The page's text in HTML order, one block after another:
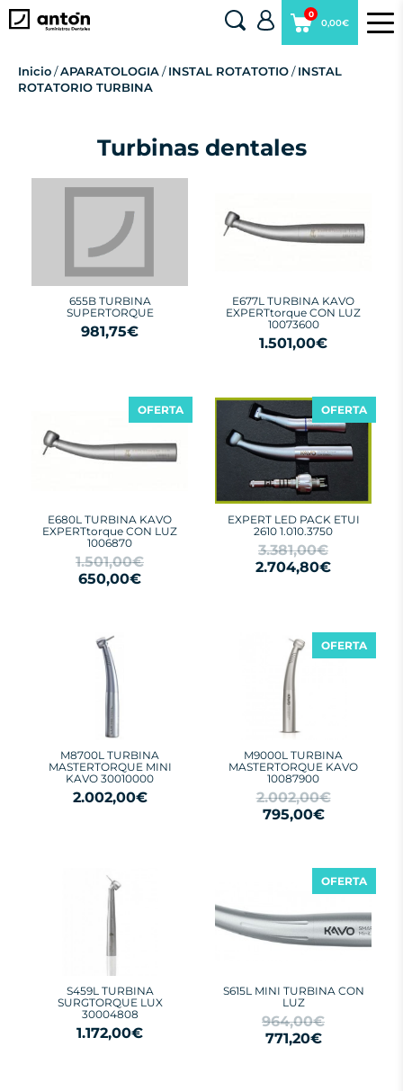
0,00€
0
Inicio/APARATOLOGIA/INSTAL ROTATOTIO/INSTAL
ROTATORIO TURBINA
Turbinas dental​es
655B TURBINA
SUPERTORQUE
981,75€
E677L TURBINA KAVO
EXPERTtorque CON LUZ
10073600
1.501,00€
E680L TURBINA KAVO
EXPERTtorque CON LUZ
1006870
1.501,00€
650,00€
OFERTA
EXPERT LED PACK ETUI
2610 1.010.3750
3.381,00€
2.704,80€
OFERTA
M8700L TURBINA
MASTERTORQUE MINI
KAVO 30010000
2.002,00€
M9000L TURBINA
MASTERTORQUE KAVO
10087900
2.002,00€
795,00€
OFERTA
S459L TURBINA
SURGTORQUE LUX
30004808
1.172,00€
S615L MINI TURBINA CON
LUZ
964,00€
771,20€
OFERTA